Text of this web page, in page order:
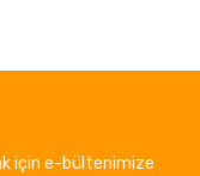
için e-bültenimize